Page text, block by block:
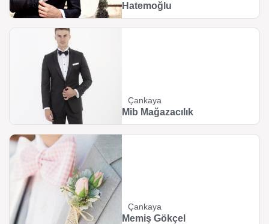
Hatemoğlu
Çankaya
Mib Mağazacılık
Çankaya
Memiş Gökçel